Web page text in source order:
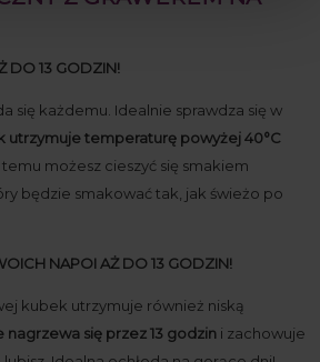
DO 13 GODZIN!
się każdemu. Idealnie sprawdza się w
utrzymuje temperaturę powyżej 40°C
możesz cieszyć się smakiem
będzie smakować tak, jak świeżo po
NAPOI AŻ DO 13 GODZIN!
kubek utrzymuje również niską
nagrzewa się przez 13 godzin i zachowuje